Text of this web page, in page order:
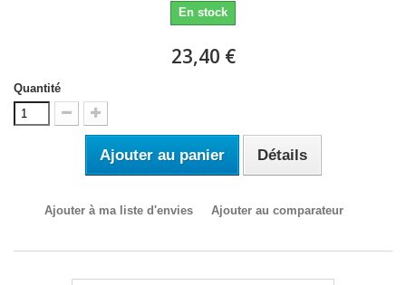
En stock
23,40 €
Quantité
Ajouter au panier Détails
Ajouter à ma liste d'envies Ajouter au comparateur